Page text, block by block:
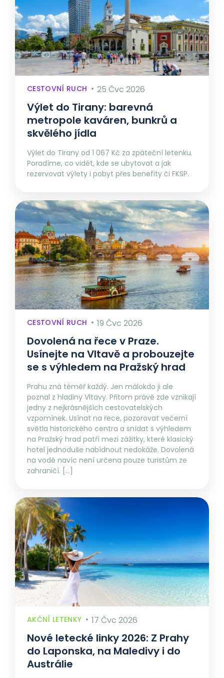
CESTOVNÍ RUCH 25 Čvc 2026
Výlet do Tirany: barevná
metropole kaváren, bunkrů a
skvělého jídla
Výlet do Tirany od 1 067 Kč za zpáteční letenku.
Poradíme, co vidět, kde se ubytovat a jak
rezervovat výlety i pobyt přes benefity či FKSP.
CESTOVNÍ RUCH 19 Čvc 2026
Dovolená na řece v Praze.
Usínejte na Vltavě a probouzejte
se s výhledem na Pražský hrad
Prahu zná téměř každý. Jen málokdo ji ale
poznal z hladiny Vltavy. Přitom právě zde vznikají
jedny z nejkrásnějších cestovatelských
vzpomínek. Usínat na řece, pozorovat večerní
světla historického centra a snídat s výhledem
na Pražský hrad patří mezi zážitky, které klasický
hotel jednoduše nabídnout nedokáže. Dovolená
na vodě navíc není určena pouze turistům ze
zahraničí. […]
AKČNÍ LETENKY 17 Čvc 2026
Nové letecké linky 2026: Z Prahy
do Laponska, na Maledivy i do
Austrálie